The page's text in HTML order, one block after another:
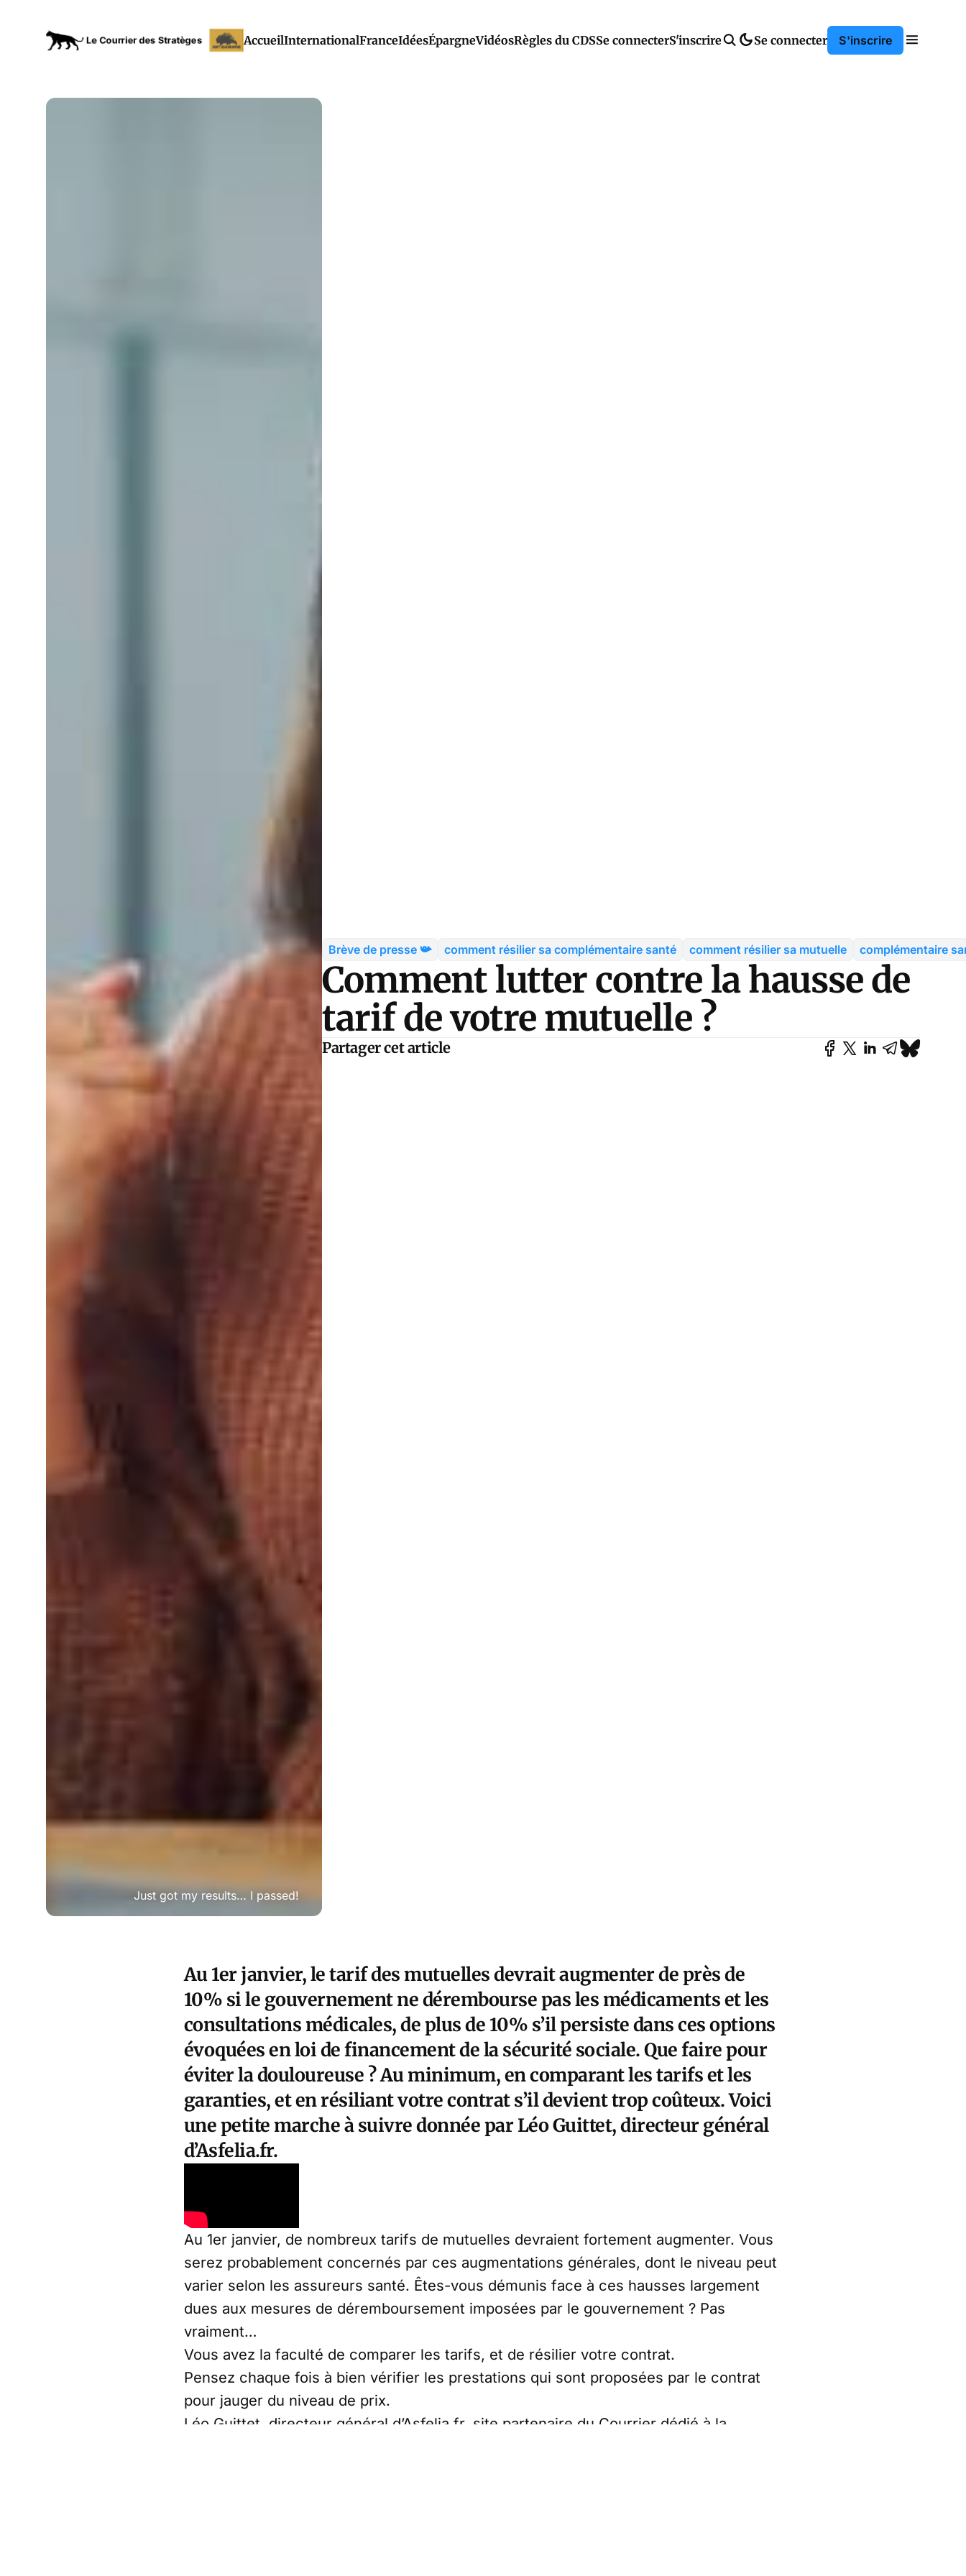
AccueilInternationalFranceIdéesÉpargneVidéosRègles du CDSSe connecterS'inscrire Se connecter S'inscrire
Just got my results… I passed!
Brève de presse 📯 comment résilier sa complémentaire santé comment résilier sa mutuelle complémentaire
Comment lutter contre la hausse de
tarif de votre mutuelle ?
Partager cet article
Au 1er janvier, le tarif des mutuelles devrait augmenter de près de
10% si le gouvernement ne dérembourse pas les médicaments et les
consultations médicales, de plus de 10% s’il persiste dans ces options
évoquées en loi de financement de la sécurité sociale. Que faire pour
éviter la douloureuse ? Au minimum, en comparant les tarifs et les
garanties, et en résiliant votre contrat s’il devient trop coûteux. Voici
une petite marche à suivre donnée par Léo Guittet, directeur général
d’Asfelia.fr.
Au 1er janvier, de nombreux tarifs de mutuelles devraient fortement augmenter. Vous
serez probablement concernés par ces augmentations générales, dont le niveau peut
varier selon les assureurs santé. Êtes-vous démunis face à ces hausses largement
dues aux mesures de déremboursement imposées par le gouvernement ? Pas
vraiment…
Vous avez la faculté de comparer les tarifs, et de résilier votre contrat.
Pensez chaque fois à bien vérifier les prestations qui sont proposées par le contrat
pour jauger du niveau de prix.
Léo Guittet, directeur général d’Asfelia.fr, site partenaire du Courrier dédié à la